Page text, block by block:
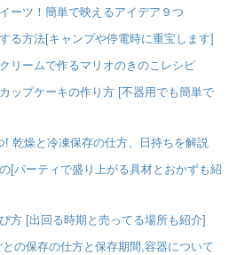
ーツ！簡単で映えるアイデア９つ
る方法[キャンプや停電時に重宝します]
リームで作るマリオのきのこレシピ
ップケーキの作り方 [不器用でも簡単で
! 乾燥と冷凍保存の仕方、日持ちを解説
[パーティで盛り上がる具材とおかずも紹
方 [出回る時期と売ってる場所も紹介]
の保存の仕方と保存期間,容器について